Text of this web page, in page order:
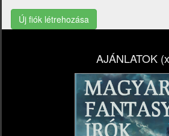
Új fiók létrehozása
AJÁNLATOK